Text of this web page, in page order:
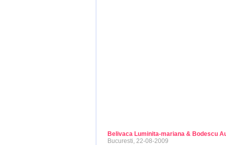
Belivaca Luminita-mariana & Bodescu
Bucuresti, 22-08-2009